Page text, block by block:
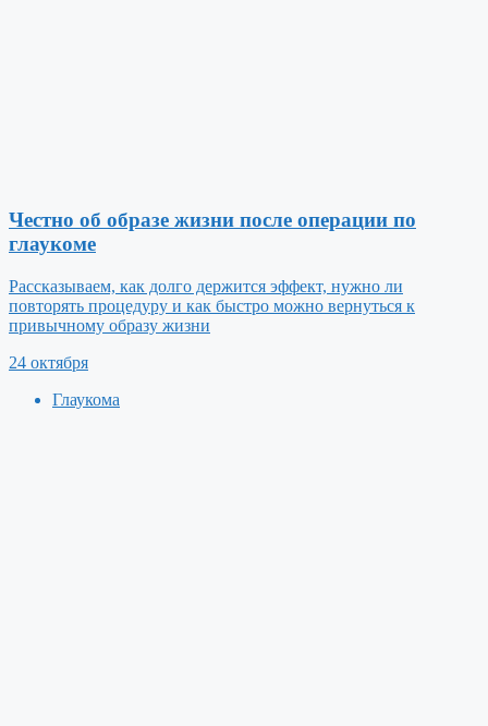
Честно об образе жизни после операции по
глаукоме
Рассказываем, как долго держится эффект, нужно ли
повторять процедуру и как быстро можно вернуться к
привычному образу жизни
24 октября
Глаукома